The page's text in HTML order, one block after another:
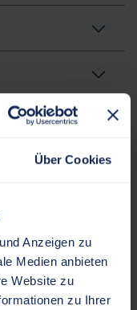
Über Cookies
Anzeigen zu
Medien anbieten
Website zu
zu Ihrer